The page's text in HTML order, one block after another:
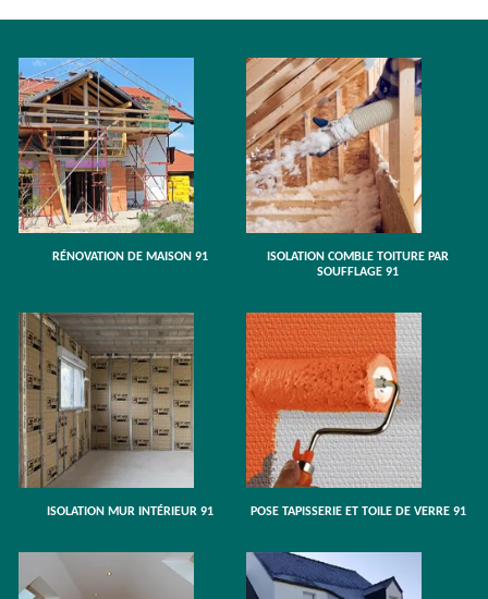
RÉNOVATION DE MAISON 91
ISOLATION COMBLE TOITURE PAR
SOUFFLAGE 91
ISOLATION MUR INTÉRIEUR 91 POSE TAPISSERIE ET TOILE DE VERRE 91